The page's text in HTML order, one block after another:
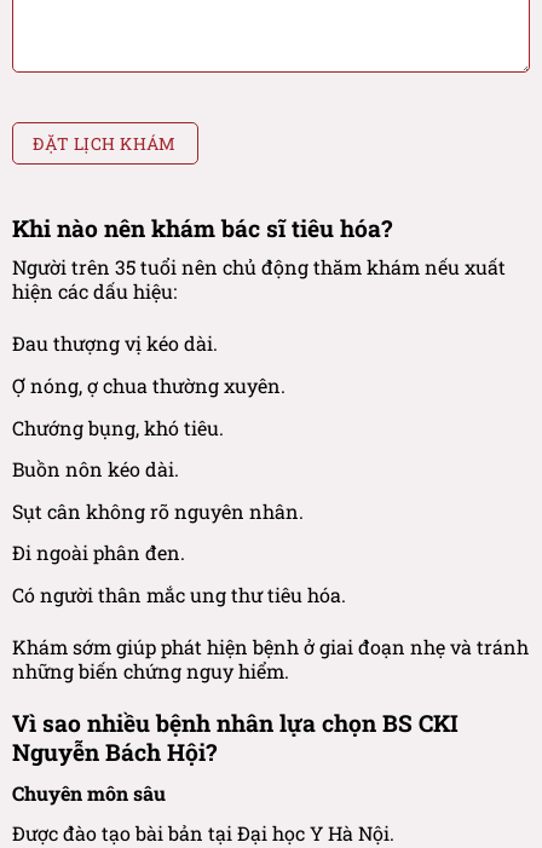
Khi nào nên khám bác sĩ tiêu hóa?
Người trên 35 tuổi nên chủ động thăm khám nếu xuất
hiện các dấu hiệu:
Đau thượng vị kéo dài.
Ợ nóng, ợ chua thường xuyên.
Chướng bụng, khó tiêu.
Buồn nôn kéo dài.
Sụt cân không rõ nguyên nhân.
Đi ngoài phân đen.
Có người thân mắc ung thư tiêu hóa.
Khám sớm giúp phát hiện bệnh ở giai đoạn nhẹ và tránh
những biến chứng nguy hiểm.
Vì sao nhiều bệnh nhân lựa chọn BS CKI
Nguyễn Bách Hội?
Chuyên môn sâu
Được đào tạo bài bản tại Đại học Y Hà Nội.